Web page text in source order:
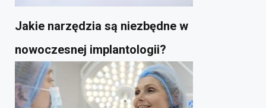
Jakie narzędzia są niezbędne w
nowoczesnej implantologii?